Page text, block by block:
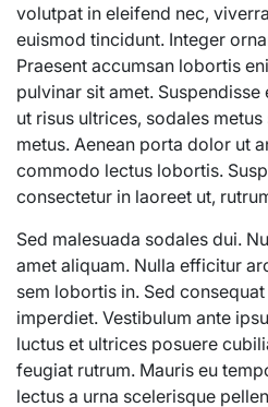
volutpat in eleifend nec,
euismod tincidunt. Integer
Praesent accumsan lobortis
pulvinar sit amet.
ut risus ultrices, sodales
metus. Aenean porta dolor ut
commodo lectus lobortis.
consectetur in laoreet ut,
Sed malesuada sodales dui.
amet aliquam. Nulla efficitur
sem lobortis in. Sed
imperdiet. Vestibulum ante
luctus et ultrices posuere
feugiat rutrum. Mauris eu
lectus a urna scelerisque